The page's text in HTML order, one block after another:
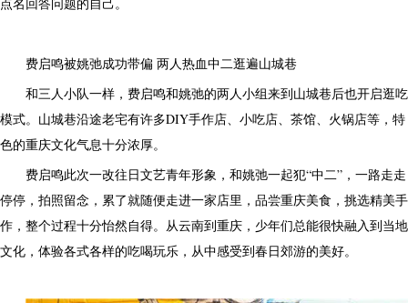
点名回答问题的自己。
费启鸣被姚弛成功带偏 两人热血中二逛遍山城巷
和三人小队一样，费启鸣和姚弛的两人小组来到山城巷后也开启逛吃
模式。山城巷沿途老宅有许多DIY手作店、小吃店、茶馆、火锅店等，特
色的重庆文化气息十分浓厚。
费启鸣此次一改往日文艺青年形象，和姚弛一起犯“中二”，一路走走
停停，拍照留念，累了就随便走进一家店里，品尝重庆美食，挑选精美手
作，整个过程十分怡然自得。从云南到重庆，少年们总能很快融入到当地
文化，体验各式各样的吃喝玩乐，从中感受到春日郊游的美好。